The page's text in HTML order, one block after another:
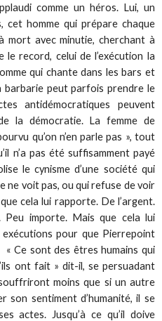
comme un héros. Lui, un
cet homme qui prépare chaque
mort avec minutie, cherchant à
le record, celui de l’exécution la
qui chante dans les bars et
barbarie peut parfois prendre le
antidémocratiques peuvent
la démocratie. La femme de
qu’on n’en parle pas », tout
n’a pas été suffisamment payé
le cynisme d’une société qui
ne voit pas, ou qui refuse de voir
cela lui rapporte. De l’argent.
Peu importe. Mais que cela lui
pour que Pierrepoint
Ce sont des êtres humains qui
ont fait » dit-il, se persuadant
moins que si un autre
son sentiment d’humanité, il se
actes. Jusqu’à ce qu’il doive